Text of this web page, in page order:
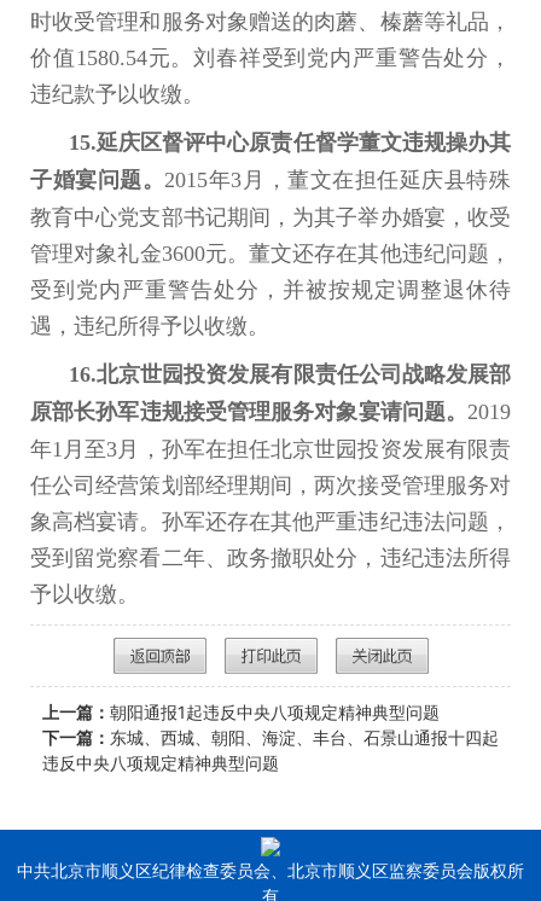
时收受管理和服务对象赠送的肉蘑、榛蘑等礼品，
价值1580.54元。刘春祥受到党内严重警告处分，
违纪款予以收缴。
15.延庆区督评中心原责任督学董文违规操办其
子婚宴问题。2015年3月，董文在担任延庆县特殊
教育中心党支部书记期间，为其子举办婚宴，收受
管理对象礼金3600元。董文还存在其他违纪问题，
受到党内严重警告处分，并被按规定调整退休待
遇，违纪所得予以收缴。
16.北京世园投资发展有限责任公司战略发展部
原部长孙军违规接受管理服务对象宴请问题。 2019
年1月至3月，孙军在担任北京世园投资发展有限责
任公司经营策划部经理期间，两次接受管理服务对
象高档宴请。孙军还存在其他严重违纪违法问题，
受到留党察看二年、政务撤职处分，违纪违法所得
予以收缴。
上一篇： 朝阳通报1起违反中央八项规定精神典型问题
下一篇： 东城、西城、朝阳、海淀、丰台、石景山通报十四起
违反中央八项规定精神典型问题
中共北京市顺义区纪律检查委员会、北京市顺义区监察委员会版权所
有